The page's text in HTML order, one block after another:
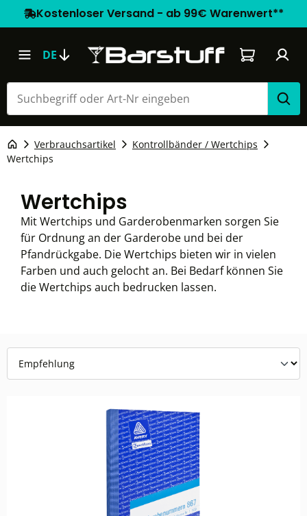
Kostenloser Versand - ab 99€ Warenwert**
DE Warenkorb
Verbrauchsartikel
Kontrollbänder / Wertchips
Wertchips
Wertchips
Mit Wertchips und Garderobenmarken sorgen Sie
für Ordnung an der Garderobe und bei der
Pfandrückgabe. Die Wertchips bieten wir in vielen
Farben und auch gelocht an. Bei Bedarf können Sie
die Wertchips auch bedrucken lassen.